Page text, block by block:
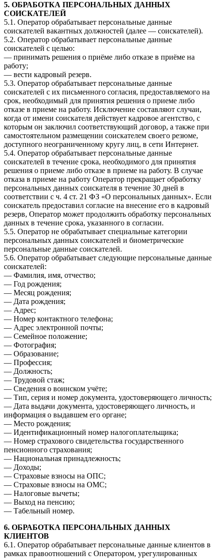
5. ОБРАБОТКА ПЕРСОНАЛЬНЫХ ДАННЫХ
СОИСКАТЕЛЕЙ
5.1. Оператор обрабатывает персональные данные
соискателей вакантных должностей (далее — соискателей).
5.2. Оператор обрабатывает персональные данные
соискателей с целью:
— принимать решения о приёме либо отказе в приёме на
работу;
— вести кадровый резерв.
5.3. Оператор обрабатывает персональные данные
соискателей с их письменного согласия, предоставляемого на
срок, необходимый для принятия решения о приеме либо
отказе в приеме на работу. Исключение составляют случаи,
когда от имени соискателя действует кадровое агентство, с
которым он заключил соответствующий договор, а также при
самостоятельном размещении соискателем своего резюме,
доступного неограниченному кругу лиц, в сети Интернет.
5.4. Оператор обрабатывает персональные данные
соискателей в течение срока, необходимого для принятия
решения о приеме либо отказе в приеме на работу. В случае
отказа в приеме на работу Оператор прекращает обработку
персональных данных соискателя в течение 30 дней в
соответствии с ч. 4 ст. 21 ФЗ «О персональных данных». Если
соискатель предоставил согласие на внесение его в кадровый
резерв, Оператор может продолжить обработку персональных
данных в течение срока, указанного в согласии.
5.5. Оператор не обрабатывает специальные категории
персональных данных соискателей и биометрические
персональные данные соискателей.
5.6. Оператор обрабатывает следующие персональные данные
соискателей:
— Фамилия, имя, отчество;
— Год рождения;
— Месяц рождения;
— Дата рождения;
— Адрес;
— Номер контактного телефона;
— Адрес электронной почты;
— Семейное положение;
— Фотография;
— Образование;
— Профессия;
— Должность;
— Трудовой стаж;
— Сведения о воинском учёте;
— Тип, серия и номер документа, удостоверяющего личность;
— Дата выдачи документа, удостоверяющего личность, и
информация о выдавшем его органе;
— Место рождения;
— Идентификационный номер налогоплательщика;
— Номер страхового свидетельства государственного
пенсионного страхования;
— Национальная принадлежность;
— Доходы;
— Страховые взносы на ОПС;
— Страховые взносы на ОМС;
— Налоговые вычеты;
— Выход на пенсию;
— Табельный номер.
6. ОБРАБОТКА ПЕРСОНАЛЬНЫХ ДАННЫХ
КЛИЕНТОВ
6.1. Оператор обрабатывает персональные данные клиентов в
рамках правоотношений с Оператором, урегулированных